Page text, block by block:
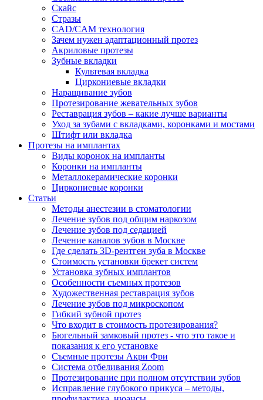
Скайс
Стразы
CAD/CAM технология
Зачем нужен адаптационный протез
Акриловые протезы
Зубные вкладки
Культевая вкладка
Циркониевые вкладки
Наращивание зубов
Протезирование жевательных зубов
Реставрация зубов – какие лучше варианты
Уход за зубами с вкладками, коронками и мостами
Штифт или вкладка
Протезы на имплантах
Виды коронок на импланты
Коронки на импланты
Металлокерамические коронки
Циркониевые коронки
Статьи
Методы анестезии в стоматологии
Лечение зубов под общим наркозом
Лечение зубов под седацией
Лечение каналов зубов в Москве
Где сделать 3D-рентген зуба в Москве
Стоимость установки брекет систем
Установка зубных имплантов
Особенности съемных протезов
Художественная реставрация зубов
Лечение зубов под микроскопом
Гибкий зубной протез
Что входит в стоимость протезирования?
Бюгельный замковый протез - что это такое и
показания к его установке
Съемные протезы Акри Фри
Система отбеливания Zoom
Протезирование при полном отсутствии зубов
Исправление глубокого прикуса – методы,